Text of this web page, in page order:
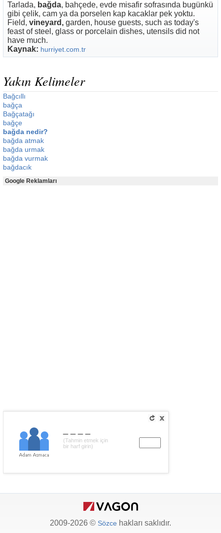
Tarlada, bağda, bahçede, evde misafir sofrasında bugünkü
gibi çelik, cam ya da porselen kap kacaklar pek yoktu.
Field, vineyard, garden, house guests, such as today's
feast of steel, glass or porcelain dishes, utensils did not
have much.
Kaynak: hurriyet.com.tr
Yakın Kelimeler
Bağcıllı
bağça
Bağçatağı
bağçe
bağda nedir?
bağda atmak
bağda urmak
bağda vurmak
bağdacık
Google Reklamları
(Tahmin etmek için
bir harf girin)
2009-2026 © Sözce hakları saklıdır.